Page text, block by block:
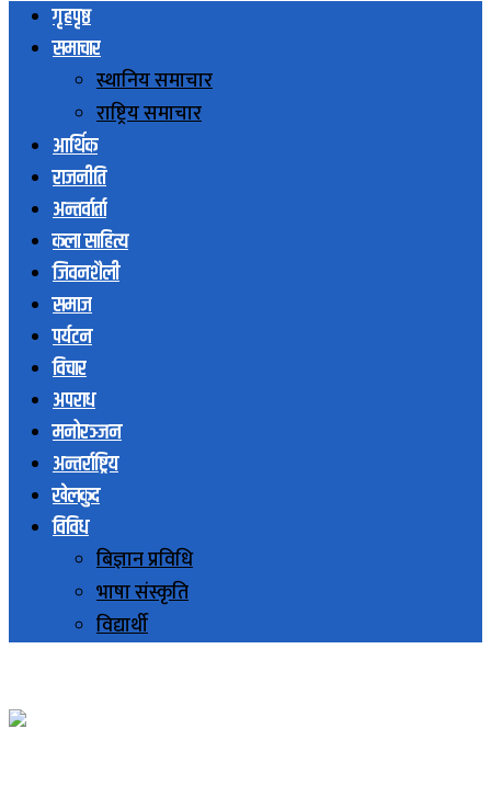
गृहपृष्ठ
समाचार
स्थानिय समाचार
राष्ट्रिय समाचार
आर्थिक
राजनीति
अन्तर्वार्ता
कला साहित्य
जिवनशैली
समाज
पर्यटन
विचार
अपराध
मनोरञ्जन
अन्तर्राष्ट्रिय
खेलकुद
विविध
बिज्ञान प्रविधि
भाषा संस्कृति
विद्यार्थी